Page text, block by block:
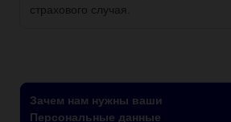
страхового случая.
Зачем нам нужны ваши
Персональные данные